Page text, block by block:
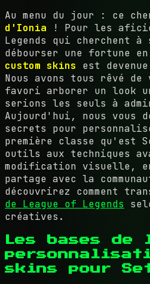
Au menu du jour : ce
d'Ionia ! Pour les
Legends qui cherchent à
débourser une fortune
custom skins est
Nous avons tous rêvé
favori arborer un look
serions les seuls à
Aujourd'hui, nous vous
secrets pour
première classe qu'est
outils aux techniques
modification visuelle,
partage avec la
découvrirez comment
de League of Legends
créatives.
Les bases de
skins pour